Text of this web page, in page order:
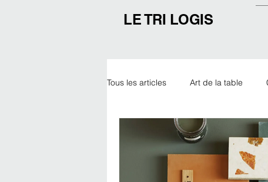
LE TRI LOGIS
Tous les articles Art de la table
Noël